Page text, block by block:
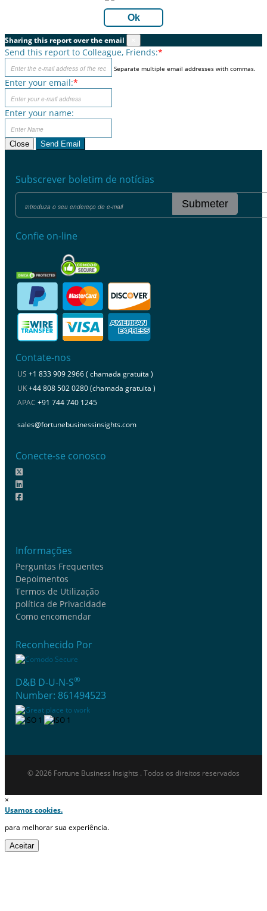
Ok
Sharing this report over the email
Send this report to Colleague, Friends:*
Separate multiple email addresses with commas.
Enter your email:*
Enter your name:
Close Send Email
Subscrever boletim de notícias
Submeter
Confie on-line
Contate-nos
US +1 833 909 2966 ( chamada gratuita )
UK+44 808 502 0280 (chamada gratuita )
APAC +91 744 740 1245
sales@fortunebusinessinsights.com
Conecte-se conosco
Informações
Perguntas Frequentes
Depoimentos
Termos de Utilização
política de Privacidade
Como encomendar
Reconhecido Por
D&B D-U-N-S®
Number: 861494523
© 2026 Fortune Business Insights . Todos os direitos reservados
×
Usamos cookies.
para melhorar sua experiência.
Aceitar